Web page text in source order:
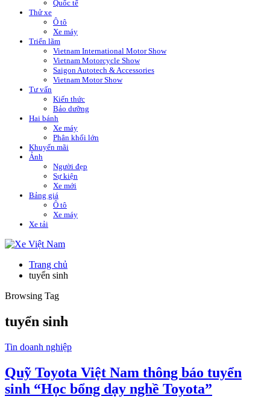
Quốc tế
Thử xe
Ô tô
Xe máy
Triển lãm
Vietnam International Motor Show
Vietnam Motorcycle Show
Saigon Autotech & Accessories
Vietnam Motor Show
Tư vấn
Kiến thức
Bảo dưỡng
Hai bánh
Xe máy
Phân khối lớn
Khuyến mãi
Ảnh
Người đẹp
Sự kiện
Xe mới
Bảng giá
Ô tô
Xe máy
Xe tải
Trang chủ
tuyển sinh
Browsing Tag
tuyển sinh
Tin doanh nghiệp
Quỹ Toyota Việt Nam thông báo tuyển
sinh “Học bổng dạy nghề Toyota”